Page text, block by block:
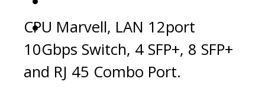
CPU Marvell, LAN 12port
10Gbps Switch, 4 SFP+, 8 SFP+
and RJ 45 Combo Port.